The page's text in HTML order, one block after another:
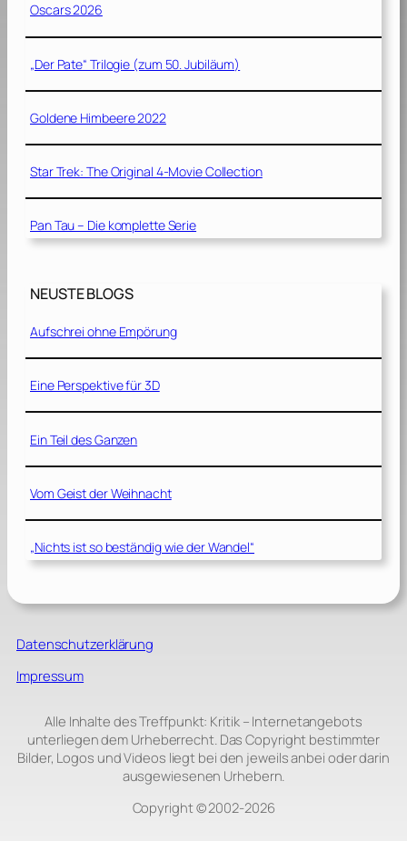
Oscars 2026
„Der Pate“ Trilogie (zum 50. Jubiläum)
Goldene Himbeere 2022
Star Trek: The Original 4-Movie Collection
Pan Tau – Die komplette Serie
NEUSTE BLOGS
Aufschrei ohne Empörung
Eine Perspektive für 3D
Ein Teil des Ganzen
Vom Geist der Weihnacht
„Nichts ist so beständig wie der Wandel“
Datenschutzerklärung
Impressum
Alle Inhalte des Treffpunkt: Kritik – Internetangebots
unterliegen dem Urheberrecht. Das Copyright bestimmter
Bilder, Logos und Videos liegt bei den jeweils anbei oder darin
ausgewiesenen Urhebern.
Copyright © 2002‑2026